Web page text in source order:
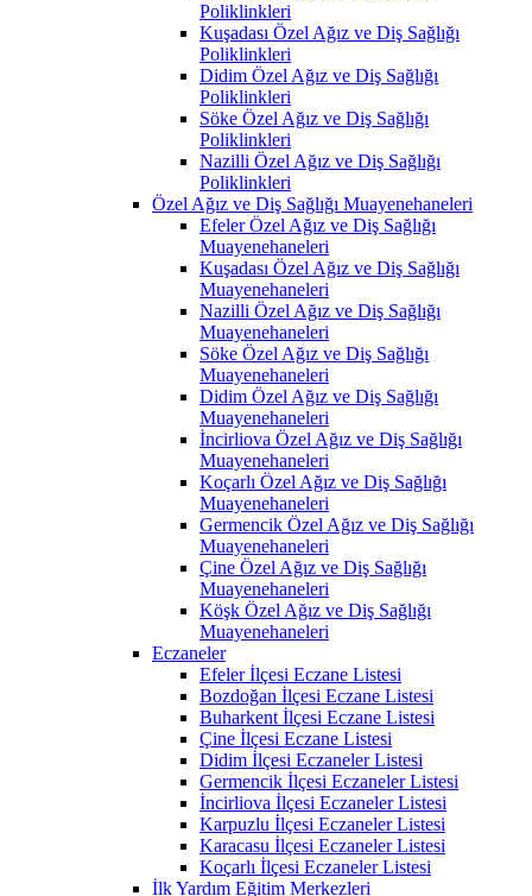
Poliklinkleri
Kuşadası Özel Ağız ve Diş Sağlığı
Poliklinkleri
Didim Özel Ağız ve Diş Sağlığı
Poliklinkleri
Söke Özel Ağız ve Diş Sağlığı
Poliklinkleri
Nazilli Özel Ağız ve Diş Sağlığı
Poliklinkleri
Özel Ağız ve Diş Sağlığı Muayenehaneleri
Efeler Özel Ağız ve Diş Sağlığı
Muayenehaneleri
Kuşadası Özel Ağız ve Diş Sağlığı
Muayenehaneleri
Nazilli Özel Ağız ve Diş Sağlığı
Muayenehaneleri
Söke Özel Ağız ve Diş Sağlığı
Muayenehaneleri
Didim Özel Ağız ve Diş Sağlığı
Muayenehaneleri
İncirliova Özel Ağız ve Diş Sağlığı
Muayenehaneleri
Koçarlı Özel Ağız ve Diş Sağlığı
Muayenehaneleri
Germencik Özel Ağız ve Diş Sağlığı
Muayenehaneleri
Çine Özel Ağız ve Diş Sağlığı
Muayenehaneleri
Köşk Özel Ağız ve Diş Sağlığı
Muayenehaneleri
Eczaneler
Efeler İlçesi Eczane Listesi
Bozdoğan İlçesi Eczane Listesi
Buharkent İlçesi Eczane Listesi
Çine İlçesi Eczane Listesi
Didim İlçesi Eczaneler Listesi
Germencik İlçesi Eczaneler Listesi
İncirliova İlçesi Eczaneler Listesi
Karpuzlu İlçesi Eczaneler Listesi
Karacasu İlçesi Eczaneler Listesi
Koçarlı İlçesi Eczaneler Listesi
İlk Yardım Eğitim Merkezleri